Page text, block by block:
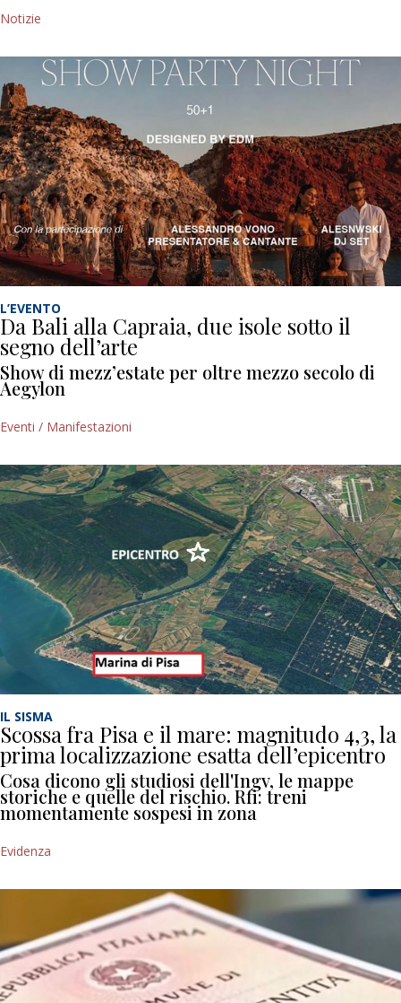
Notizie
L’EVENTO
Da Bali alla Capraia, due isole sotto il
segno dell’arte
Show di mezz’estate per oltre mezzo secolo di
Aegylon
Eventi / Manifestazioni
IL SISMA
Scossa fra Pisa e il mare: magnitudo 4,3, la
prima localizzazione esatta dell’epicentro
Cosa dicono gli studiosi dell'Ingv, le mappe
storiche e quelle del rischio. Rfi: treni
momentamente sospesi in zona
Evidenza